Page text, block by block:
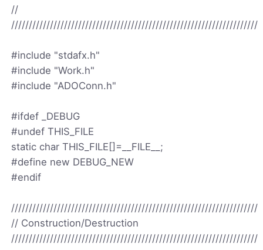
//
//////////////////////////////////////////////////////////////////////
#include "stdafx.h"
#include "Work.h"
#include "ADOConn.h"
#ifdef _DEBUG
#undef THIS_FILE
static char THIS_FILE[]=__FILE__;
#define new DEBUG_NEW
#endif
//////////////////////////////////////////////////////////////////////
// Construction/Destruction
//////////////////////////////////////////////////////////////////////